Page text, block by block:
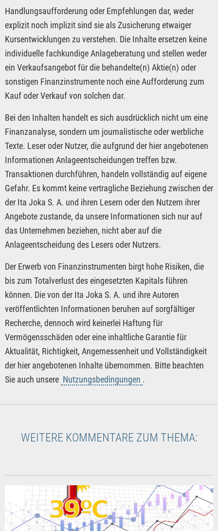
Handlungsaufforderung oder Empfehlungen dar, weder
explizit noch implizit sind sie als Zusicherung etwaiger
Kursentwicklungen zu verstehen. Die Inhalte ersetzen keine
individuelle fachkundige Anlageberatung und stellen weder
ein Verkaufsangebot für die behandelte(n) Aktie(n) oder
sonstigen Finanzinstrumente noch eine Aufforderung zum
Kauf oder Verkauf von solchen dar.
Bei den Inhalten handelt es sich ausdrücklich nicht um eine
Finanzanalyse, sondern um journalistische oder werbliche
Texte. Leser oder Nutzer, die aufgrund der hier angebotenen
Informationen Anlageentscheidungen treffen bzw.
Transaktionen durchführen, handeln vollständig auf eigene
Gefahr. Es kommt keine vertragliche Beziehung zwischen der
der Ita Joka S. A. und ihren Lesern oder den Nutzern ihrer
Angebote zustande, da unsere Informationen sich nur auf
das Unternehmen beziehen, nicht aber auf die
Anlageentscheidung des Lesers oder Nutzers.
Der Erwerb von Finanzinstrumenten birgt hohe Risiken, die
bis zum Totalverlust des eingesetzten Kapitals führen
können. Die von der Ita Joka S. A. und ihre Autoren
veröffentlichten Informationen beruhen auf sorgfältiger
Recherche, dennoch wird keinerlei Haftung für
Vermögensschäden oder eine inhaltliche Garantie für
Aktualität, Richtigkeit, Angemessenheit und Vollständigkeit
der hier angebotenen Inhalte übernommen. Bitte beachten
Sie auch unsere Nutzungsbedingungen .
WEITERE KOMMENTARE ZUM THEMA: